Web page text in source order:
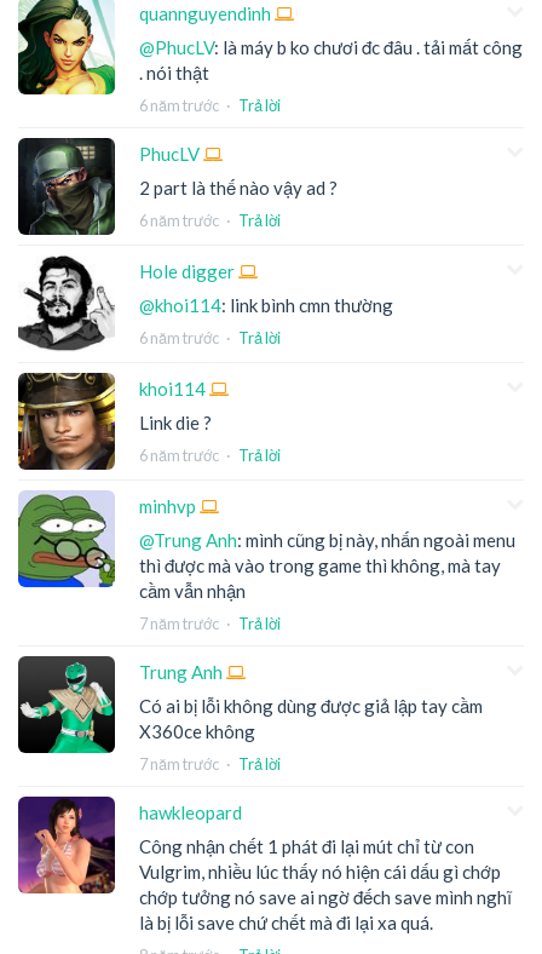
quannguyendinh
@PhucLV: là máy b ko chươi đc đâu . tải mất công
. nói thật
6 năm trước · Trả lời
PhucLV
2 part là thế nào vậy ad ?
6 năm trước · Trả lời
Hole digger
@khoi114: link bình cmn thường
6 năm trước · Trả lời
khoi114
Link die ?
6 năm trước · Trả lời
minhvp
@Trung Anh: mình cũng bị này, nhấn ngoài menu
thì được mà vào trong game thì không, mà tay
cầm vẫn nhận
7 năm trước · Trả lời
Trung Anh
Có ai bị lỗi không dùng được giả lập tay cầm
X360ce không
7 năm trước · Trả lời
hawkleopard
Công nhận chết 1 phát đi lại mút chỉ từ con
Vulgrim, nhiều lúc thấy nó hiện cái dấu gì chớp
chớp tưởng nó save ai ngờ đếch save mình nghĩ
là bị lỗi save chứ chết mà đi lại xa quá.